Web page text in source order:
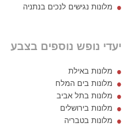
מלונות נגישים לנכים בנתניה
יעדי נופש נוספים בצבע
מלונות באילת
מלונות בים המלח
מלונות בתל אביב
מלונות בירושלים
מלונות בטבריה